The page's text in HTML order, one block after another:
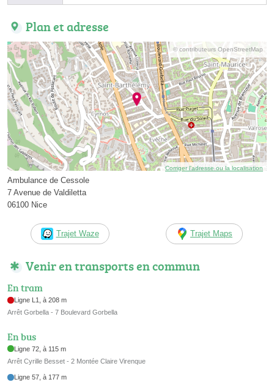
Plan et adresse
© contributeurs OpenStreetMap
Corriger l’adresse ou la localisation
Ambulance de Cessole
7 Avenue de Valdiletta
06100 Nice
Trajet Waze Trajet Maps
Venir en transports en commun
En tram
Ligne L1, à 208 m
Arrêt Gorbella - 7 Boulevard Gorbella
En bus
Ligne 72, à 115 m
Arrêt Cyrille Besset - 2 Montée Claire Virenque
Ligne 57, à 177 m